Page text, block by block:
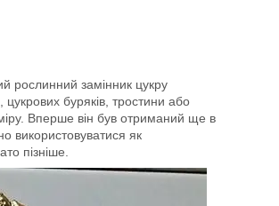
рослинний замінник цукру
буряків, тростини або
Вперше він був отриманий ще в
використовуватися як
пізніше.